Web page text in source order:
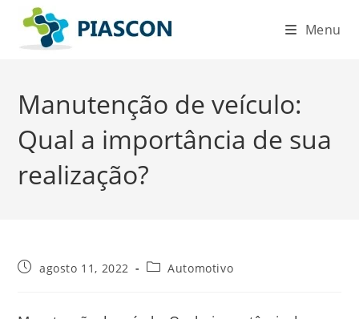
para
Menu
Manutenção de veículo:
Qual a importância de sua
realização?
Postagosto 11, 2022
Categoria
Automotivo